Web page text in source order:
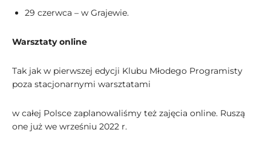
29 czerwca – w Grajewie.
Warsztaty online
Tak jak w pierwszej edycji Klubu Młodego Programisty
poza stacjonarnymi warsztatami
w całej Polsce zaplanowaliśmy też zajęcia online. Ruszą
one już we wrześniu 2022 r.